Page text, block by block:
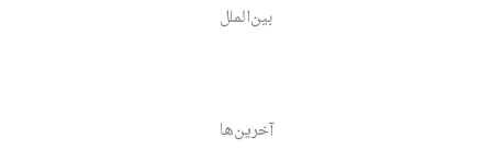
بین‌الملل
آخرین‌ها